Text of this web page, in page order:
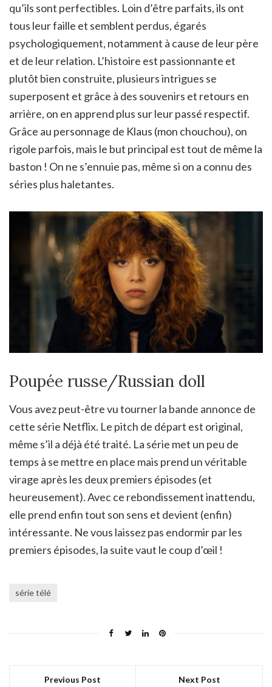
qu’ils sont perfectibles. Loin d’être parfaits, ils ont
tous leur faille et semblent perdus, égarés
psychologiquement, notamment à cause de leur père
et de leur relation. L’histoire est passionnante et
plutôt bien construite, plusieurs intrigues se
superposent et grâce à des souvenirs et retours en
arrière, on en apprend plus sur leur passé respectif.
Grâce au personnage de Klaus (mon chouchou), on
rigole parfois, mais le but principal est tout de même la
baston ! On ne s’ennuie pas, même si on a connu des
séries plus haletantes.
Poupée russe/Russian doll
Vous avez peut-être vu tourner la bande annonce de
cette série Netflix. Le pitch de départ est original,
même s’il a déjà été traité. La série met un peu de
temps à se mettre en place mais prend un véritable
virage après les deux premiers épisodes (et
heureusement). Avec ce rebondissement inattendu,
elle prend enfin tout son sens et devient (enfin)
intéressante. Ne vous laissez pas endormir par les
premiers épisodes, la suite vaut le coup d’œil !
série télé
Previous Post Next Post